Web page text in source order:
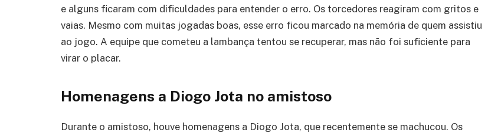
e alguns ficaram com dificuldades para entender o erro. Os torcedores reagiram com gritos e
vaias. Mesmo com muitas jogadas boas, esse erro ficou marcado na memória de quem assistiu
ao jogo. A equipe que cometeu a lambança tentou se recuperar, mas não foi suficiente para
virar o placar.
Homenagens a Diogo Jota no amistoso
Durante o amistoso, houve homenagens a Diogo Jota, que recentemente se machucou. Os